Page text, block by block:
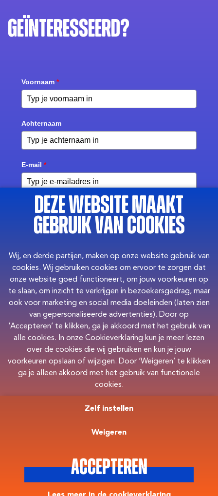
Deze website maakt
gebruik van cookies
Wij, en derde partijen, maken op onze website gebruik van
cookies. Wij gebruiken cookies om ervoor te zorgen dat
onze website goed functioneert, om jouw voorkeuren op
te slaan, om inzicht te verkrijgen in bezoekersgedrag, maar
ook voor marketing en social media doeleinden (laten zien
van gepersonaliseerde advertenties). Door op
‘Accepteren’ te klikken, ga je akkoord met het gebruik van
alle cookies. In onze Cookieverklaring kun je meer lezen
over de cookies die wij gebruiken en kun je jouw
voorkeuren opslaan of wijzigen. Door ‘Weigeren’ te klikken
ga je alleen akkoord met het gebruik van functionele
cookies.
Zelf instellen
Weigeren
Accepteren
Geïnteresseerd?